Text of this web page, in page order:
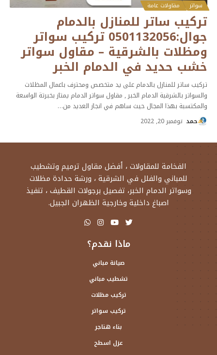
سواتر مقاولات عامة
تركيب ساتر للمنازل بالدمام
جوال:0501132056 تركيب سواتر
ومظلات بالشرقية – مقاول سواتر
خشب حديد في الدمام الخبر
تركيب ساتر للمنازل بالدمام على يد متخصص ومحترف باعمال المظلات
والسواتر بالشرقية الدمام الخبر , مقاول سواتر الدمام يمتاز بخبرتة الواسعة
والمكتسبة بهذا المجال حيث ساهم في انجاز العديد من…
حمد نوفمبر 20, 2022
الفخامة للمقاولات ، أفضل مقاول ترميم وتشطيب
للمباني والفلل في الشرقية ، ورشة حدادة مظلات
وسواتر الدمام الخبر، تفصيل برجولات القطيف ، تنفيذ
اصباغ داخلية وخارجية الظهران الجبيل.
ماذا نقدم؟
صيانة مباني
تشطيب مباني
تركيب مظلات
تركيب سواتر
بناء هناجر
عزل اسطح